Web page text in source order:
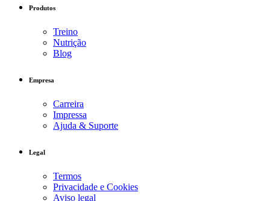
Produtos
Treino
Nutrição
Blog
Empresa
Carreira
Impressa
Ajuda & Suporte
Legal
Termos
Privacidade e Cookies
Aviso legal